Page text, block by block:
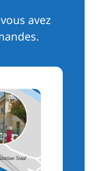
avez